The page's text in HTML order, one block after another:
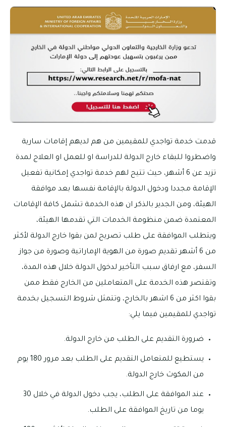
قدمت خدمة تواجدي للمقيمين من هم لديهم إقامات سارية
واضطروا للبقاء خارج الدولة للدراسة او للعمل او العلاج لمدة
تزيد عن 6 أشهر، حيث تتيح لهم خدمة تواجدي إمكانية تفعيل
الإقامة مجددا ودخول الدولة بالإقامة نفسها بعد موافقة
الهيئة، ومن الجدير بالذكر ان هذه الخدمة تشمل كافة الإقامات
المعتمدة ضمن منظومة الخدمات التي تقدمها الهيئة،
ويتطلب الموافقة على طلب تصريح لمن بقوا خارج الدولة لأكثر
من 6 أشهر تقديم صورة من الهوية الإماراتية وصورة من جواز
السفر، مع ارفاق سبب التأخير لدخول الدولة خلال هذه المدة،
وتقتصر هذه الخدمة على المتعاملين من الخارج فقط ممن
بقوا اكثر من 6 اشهر بالخارج، وتتمثل شروط التسجيل بخدمة
تواجدي للمقيمين فيما يلي:
ضرورة التقديم على الطلب من خارج الدولة.
يستطيع للمتعامل التقديم على الطلب بعد مرور 180 يوم
من المكوث خارج الدولة.
عند الموافقة على الطلب، يجب دخول الدولة في خلال 30
يوما من تاريخ الموافقة على الطلب.